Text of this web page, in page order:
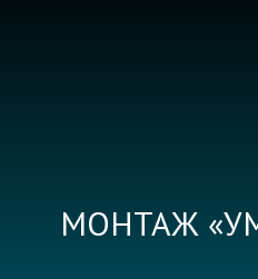
МОНТАЖ